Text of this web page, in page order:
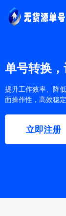
单号转换
提升工作效率、降
面操作性，高效稳
立即注册